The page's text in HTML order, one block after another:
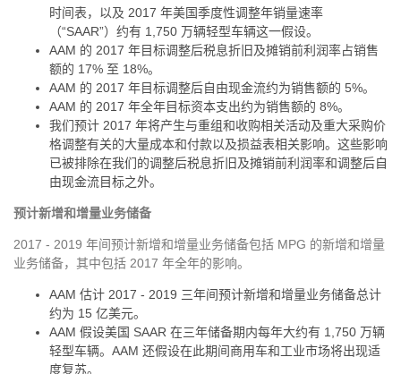
时间表，以及 2017 年美国季度性调整年销量速率
（“SAAR”）约有 1,750 万辆轻型车辆这一假设。
AAM 的 2017 年目标调整后税息折旧及摊销前利润率占销售
额的 17% 至 18%。
AAM 的 2017 年目标调整后自由现金流约为销售额的 5%。
AAM 的 2017 年全年目标资本支出约为销售额的 8%。
我们预计 2017 年将产生与重组和收购相关活动及重大采购价
格调整有关的大量成本和付款以及损益表相关影响。这些影响
已被排除在我们的调整后税息折旧及摊销前利润率和调整后自
由现金流目标之外。
预计新增和增量业务储备
2017 - 2019 年间预计新增和增量业务储备包括 MPG 的新增和增量
业务储备，其中包括 2017 年全年的影响。
AAM 估计 2017 - 2019 三年间预计新增和增量业务储备总计
约为 15 亿美元。
AAM 假设美国 SAAR 在三年储备期内每年大约有 1,750 万辆
轻型车辆。AAM 还假设在此期间商用车和工业市场将出现适
度复苏。